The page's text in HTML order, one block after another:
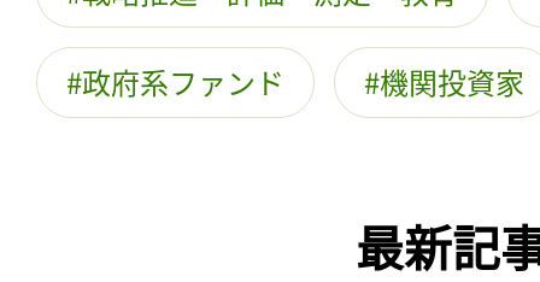
政府系ファンド 機関投資家
最新記